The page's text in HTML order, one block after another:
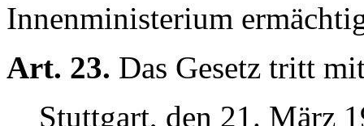
Innenministerium
Art. 23. Das Gesetz tritt
Stuttgart, den 21. März